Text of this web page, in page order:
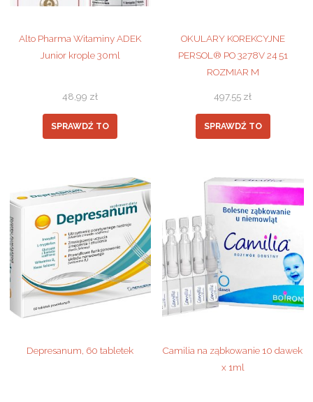
Alto Pharma Witaminy ADEK
Junior krople 30ml
48,99 zł
SPRAWDŹ TO
OKULARY KOREKCYJNE
PERSOL® PO 3278V 24 51
ROZMIAR M
497,55 zł
SPRAWDŹ TO
Depresanum, 60 tabletek
Camilia na ząbkowanie 10 dawek
x 1ml